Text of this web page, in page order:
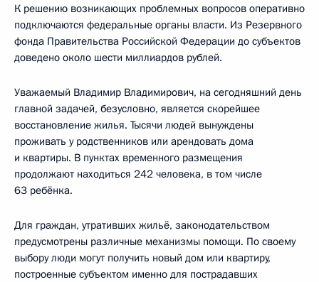
К решению возникающих проблемных вопросов оперативно
подключаются федеральные органы власти. Из Резервного
фонда Правительства Российской Федерации до субъектов
доведено около шести миллиардов рублей.
Уважаемый Владимир Владимирович, на сегодняшний день
главной задачей, безусловно, является скорейшее
восстановление жилья. Тысячи людей вынуждены
проживать у родственников или арендовать дома
и квартиры. В пунктах временного размещения
продолжают находиться 242 человека, в том числе
63 ребёнка.
Для граждан, утративших жильё, законодательством
предусмотрены различные механизмы помощи. По своему
выбору люди могут получить новый дом или квартиру,
построенные субъектом именно для пострадавших